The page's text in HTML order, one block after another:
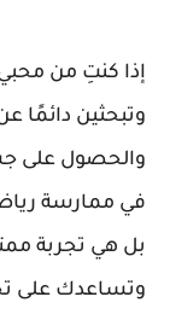
إذا كنتِ من
وتبحثين دائمًا
والحصول على
في ممارسة
بل هي تجربة
وتساعدك على